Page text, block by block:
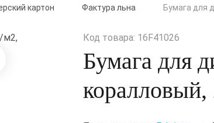
картон Фактура льна Бумага для
Код товара: 16F41026
Бумага для